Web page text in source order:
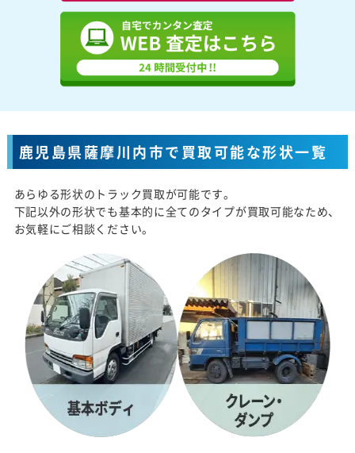
鹿児島県薩摩川内市で買取可能な形状一覧
あらゆる形状のトラック買取が可能です。
下記以外の形状でも基本的に全てのタイプが買取可能なため、
お気軽にご相談ください。